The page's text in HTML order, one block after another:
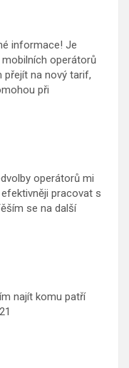
informace! Je
operátorů
přejít na nový tarif,
při
operátorů mi
pracovat s
se na další
najít komu patří